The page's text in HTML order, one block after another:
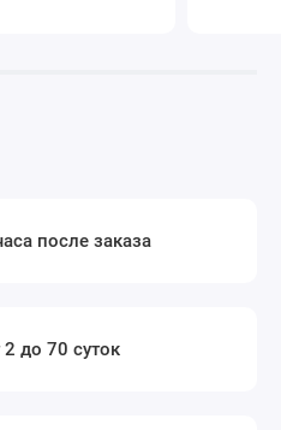
после заказа
до 70 суток